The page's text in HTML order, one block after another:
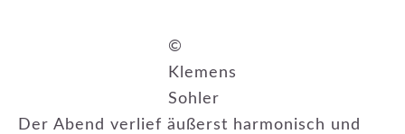
©
Klemens
Sohler
Der Abend verlief äußerst harmonisch und